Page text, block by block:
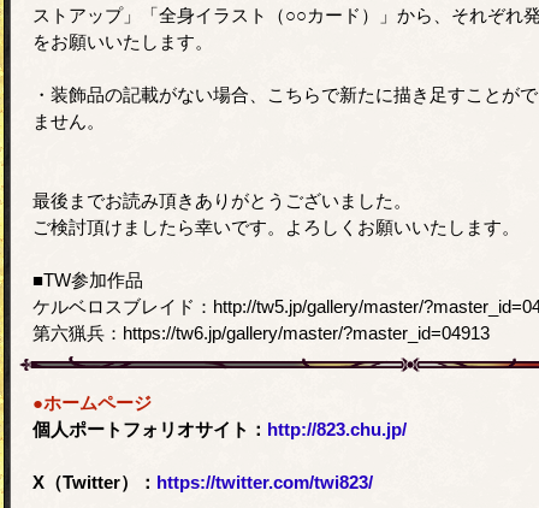
ストアップ」「全身イラスト（○○カード）」から、それぞれ
をお願いいたします。
・装飾品の記載がない場合、こちらで新たに描き足すことが
ません。
最後までお読み頂きありがとうございました。
ご検討頂けましたら幸いです。よろしくお願いいたします。
■TW参加作品
ケルベロスブレイド：http://tw5.jp/gallery/master/
第六猟兵：https://tw6.jp/gallery/master/?master_id=04913
●ホームページ
個人ポートフォリオサイト： http://823.chu.jp/
X（Twitter）： https://twitter.com/twi823/